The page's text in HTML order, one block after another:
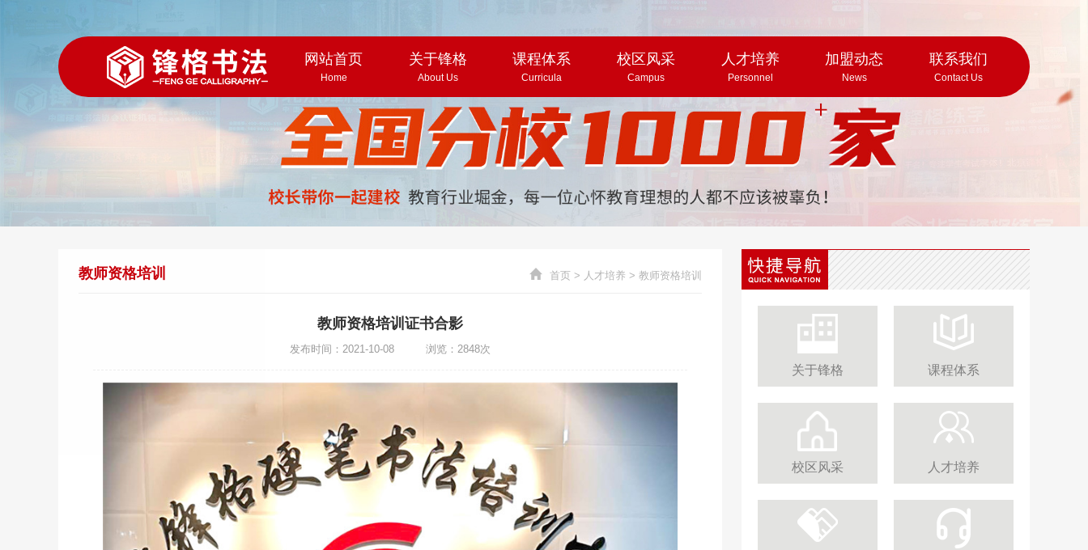
网站首页
Home
关于锋格
About Us
课程体系
Curricula
校区风采
Campus
人才培养
Personnel
加盟动态
News
联系我们
Contact Us
关于锋格 课程体系
校区风采 人才培养
教师资格培训 首页 > 人才培养 > 教师资格培训
教师资格培训证书合影
发布时间：2021-10-08 浏览：2848次